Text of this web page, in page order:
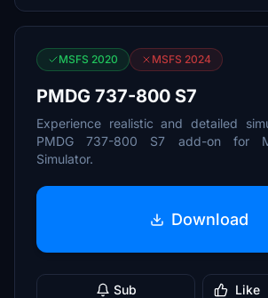
MSFS 2020 MSFS 2024
PMDG 737-800 S7
Experience realistic and detailed
PMDG 737-800 S7 add-on for
Simulator.
Download
Sub Like